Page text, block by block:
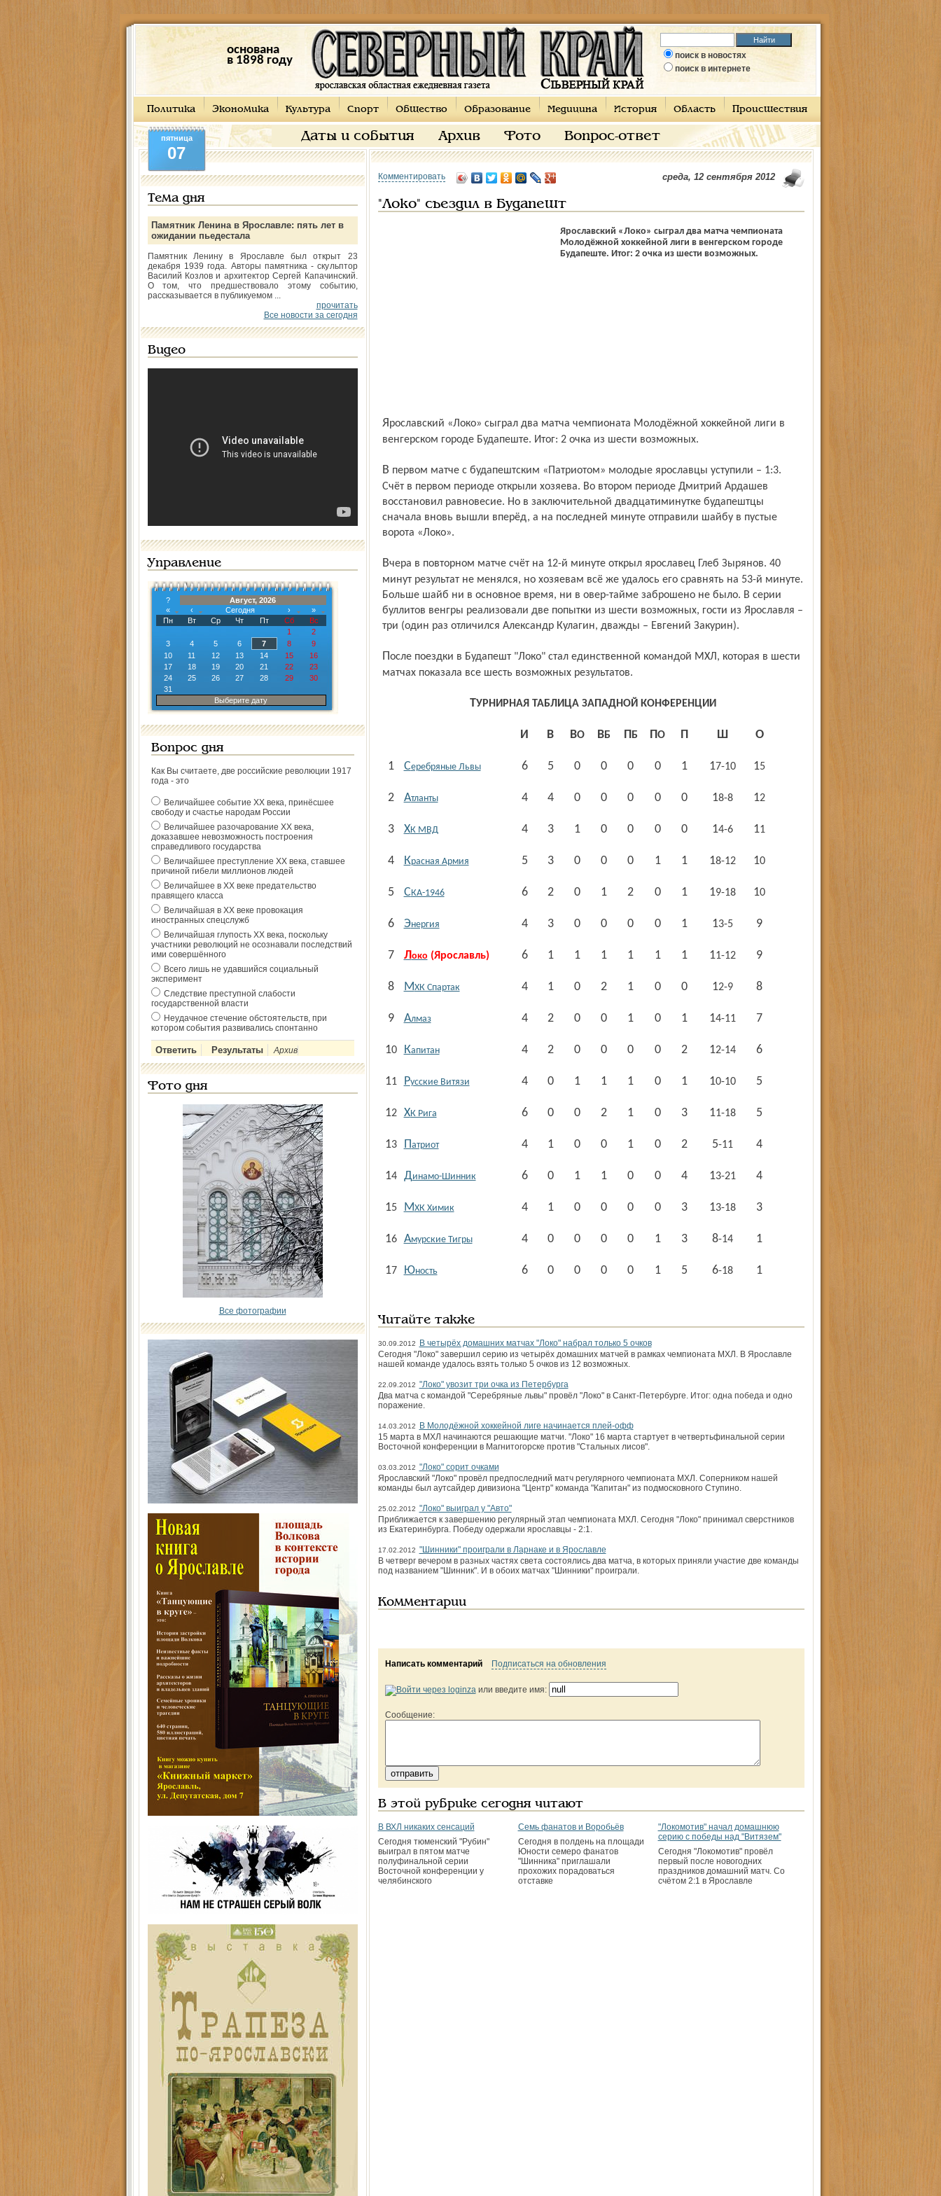
основана
в 1898 году
поиск в новостях
поиск в интернете
Политика Экономика Культура Спорт Общество Образование Медицина История Область Происшествия
Даты и события Архив Фото Вопрос-ответ
пятница
07
Тема дня
Памятник Ленина в Ярославле: пять лет в
ожидании пьедестала
Памятник Ленину в Ярославле был открыт 23
декабря 1939 года. Авторы памятника - скульптор
Василий Козлов и архитектор Сергей Капачинский.
О том, что предшествовало этому событию,
рассказывается в публикуемом ...
прочитать
Все новости за сегодня
Видео
Управление
?
Август, 2026
«
‹ Сегодня ›
»
Пн
Вт Ср Чт Пт Сб
Вс
1
2
3
4 5 6 7 8
9
10
11 12 13 14 15
16
17
18 19 20 21 22
23
24
25 26 27 28 29
30
31
Выберите дату
Вопрос дня
Как Вы считаете, две российские революции 1917
года - это
Величайшее событие ХХ века, принёсшее
свободу и счастье народам России
Величайшее разочарование ХХ века,
доказавшее невозможность построения
справедливого государства
Величайшее преступление ХХ века, ставшее
причиной гибели миллионов людей
Величайшее в ХХ веке предательство
правящего класса
Величайшая в ХХ веке провокация
иностранных спецслужб
Величайшая глупость ХХ века, поскольку
участники революций не осознавали последствий
ими совершённого
Всего лишь не удавшийся социальный
эксперимент
Следствие преступной слабости
государственной власти
Неудачное стечение обстоятельств, при
котором события развивались спонтанно
Архив
Фото дня
Все фотографии
Комментировать среда, 12 сентября 2012
"Локо" съездил в Будапешт
Ярославский «Локо» сыграл два матча чемпионата
Молодёжной хоккейной лиги в венгерском городе
Будапеште. Итог: 2 очка из шести возможных.
Ярославский «Локо» сыграл два матча чемпионата Молодёжной хоккейной лиги в
венгерском городе Будапеште. Итог: 2 очка из шести возможных.
В первом матче с будапештским «Патриотом» молодые ярославцы уступили – 1:3.
Счёт в первом периоде открыли хозяева. Во втором периоде Дмитрий Ардашев
восстановил равновесие. Но в заключительной двадцатиминутке будапештцы
сначала вновь вышли вперёд, а на последней минуте отправили шайбу в пустые
ворота «Локо».
Вчера в повторном матче счёт на 12-й минуте открыл ярославец Глеб Зырянов. 40
минут результат не менялся, но хозяевам всё же удалось его сравнять на 53-й минуте.
Больше шайб ни в основное время, ни в овер-тайме заброшено не было. В серии
буллитов венгры реализовали две попытки из шести возможных, гости из Ярославля –
три (один раз отличился Александр Кулагин, дважды – Евгений Закурин).
После поездки в Будапешт "Локо" стал единственной командой МХЛ, которая в шести
матчах показала все шесть возможных результатов.
ТУРНИРНАЯ ТАБЛИЦА ЗАПАДНОЙ КОНФЕРЕНЦИИ
И В ВО ВБ ПБ ПО П Ш О
1 Серебряные Львы 6 5 0 0 0 0 1 17-10 15
2 Атланты 4 4 0 0 0 0 0 18-8 12
3 ХК МВД 4 3 1 0 0 0 0 14-6 11
4 Красная Армия 5 3 0 0 0 1 1 18-12 10
5 СКА-1946 6 2 0 1 2 0 1 19-18 10
6 Энергия 4 3 0 0 0 0 1 13-5 9
7 Локо (Ярославль) 6 1 1 1 1 1 1 11-12 9
8 МХК Спартак 4 1 0 2 1 0 0 12-9 8
9 Алмаз 4 2 0 0 1 0 1 14-11 7
10 Капитан 4 2 0 0 0 0 2 12-14 6
11 Русские Витязи 4 0 1 1 1 0 1 10-10 5
12 ХК Рига 6 0 0 2 1 0 3 11-18 5
13 Патриот 4 1 0 0 1 0 2 5-11 4
14 Динамо-Шинник 6 0 1 1 0 0 4 13-21 4
15 МХК Химик 4 1 0 0 0 0 3 13-18 3
16 Амурские Тигры 4 0 0 0 0 1 3 8-14 1
17 Юность 6 0 0 0 0 1 5 6-18 1
Читайте также
30.09.2012
В четырёх домашних матчах "Локо" набрал только 5 очков
Сегодня "Локо" завершил серию из четырёх домашних матчей в рамках чемпионата МХЛ. В Ярославле
нашей команде удалось взять только 5 очков из 12 возможных.
22.09.2012 "Локо" увозит три очка из Петербурга
Два матча с командой "Серебряные львы" провёл "Локо" в Санкт-Петербурге. Итог: одна победа и одно
поражение.
14.03.2012
В Молодёжной хоккейной лиге начинается плей-офф
15 марта в МХЛ начинаются решающие матчи. "Локо" 16 марта стартует в четвертьфинальной серии
Восточной конференции в Магнитогорске против "Стальных лисов".
03.03.2012 "Локо" сорит очками
Ярославский "Локо" провёл предпоследний матч регулярного чемпионата МХЛ. Соперником нашей
команды был аутсайдер дивизиона "Центр" команда "Капитан" из подмосковного Ступино.
25.02.2012 "Локо" выиграл у "Авто"
Приближается к завершению регулярный этап чемпионата МХЛ. Сегодня "Локо" принимал сверстников
из Екатеринбурга. Победу одержали ярославцы - 2:1.
17.02.2012 "Шинники" проиграли в Ларнаке и в Ярославле
В четверг вечером в разных частях света состоялись два матча, в которых приняли участие две команды
под названием "Шинник". И в обоих матчах "Шинники" проиграли.
Комментарии
Написать комментарий Подписаться на обновления
или введите имя:
Сообщение:
В этой рубрике сегодня читают
В ВХЛ никаких сенсаций
Сегодня тюменский "Рубин"
выиграл в пятом матче
полуфинальной серии
Восточной конференции у
челябинского
Семь фанатов и Воробьёв
Сегодня в полдень на площади
Юности семеро фанатов
"Шинника" приглашали
прохожих порадоваться
отставке
"Локомотив" начал домашнюю
серию с победы над "Витязем"
Сегодня "Локомотив" провёл
первый после новогодних
праздников домашний матч. Со
счётом 2:1 в Ярославле